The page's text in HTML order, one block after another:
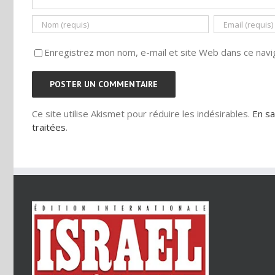
Enregistrez mon nom, e-mail et site Web dans ce
Ce site utilise Akismet pour réduire les indésirables. En
traitées.